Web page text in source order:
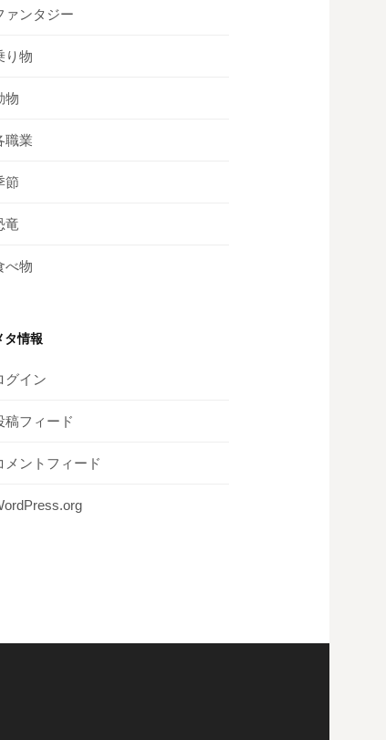
ァンタジー
り物
物
職業
節
竜
べ物
タ情報
グイン
稿フィード
メントフィード